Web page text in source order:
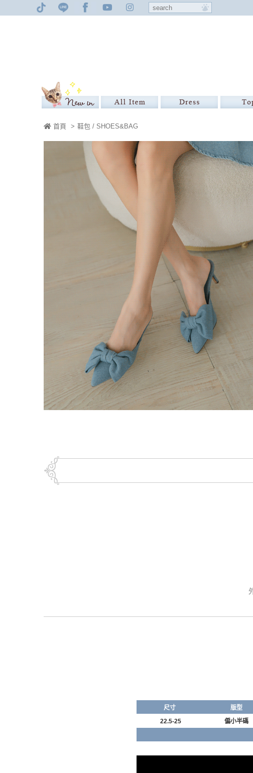
首頁 > 鞋包 / SHOES&BAG
尺寸
版型
22.5-25
偏小半碼